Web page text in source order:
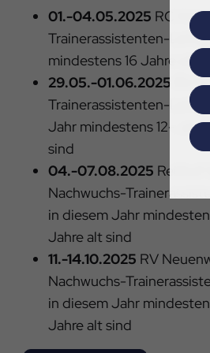
01.-04.05.2025 RC
Trainerassistenten-
mindestens 16 Jahre alt
29.05.-01.06.2025 RV
Trainerassistenten-
Jahr mindestens 12-, am
sind
04.-07.08.2025 Reithof
Nachwuchs-
in diesem Jahr
Jahre alt sind
11.-14.10.2025 RV
Nachwuchs-
in diesem Jahr
Jahre alt sind